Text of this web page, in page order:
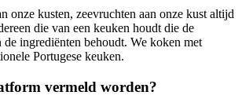
onze kusten, zeevruchten aan onze kust altijd
die van een keuken houdt die de
ingrediënten behoudt. We koken met
Portugese keuken.
vermeld worden?